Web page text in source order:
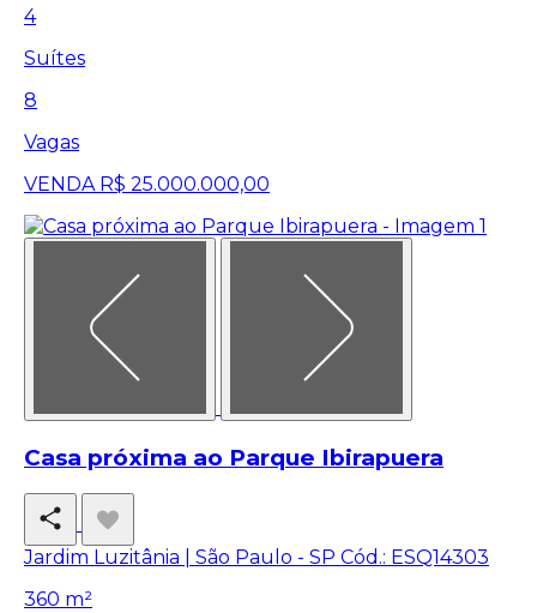
4
Suítes
8
Vagas
VENDA R$ 25.000.000,00
Casa próxima ao Parque Ibirapuera
Jardim Luzitânia | São Paulo - SP Cód.: ESQ14303
360 m²